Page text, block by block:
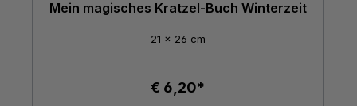
Mein magisches Kratzel-Buch Winterzeit
21 x 26 cm
€ 6,20*